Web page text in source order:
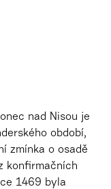
nad Nisou je
období,
zmínka o osadě
konfirmačních
1469 byla